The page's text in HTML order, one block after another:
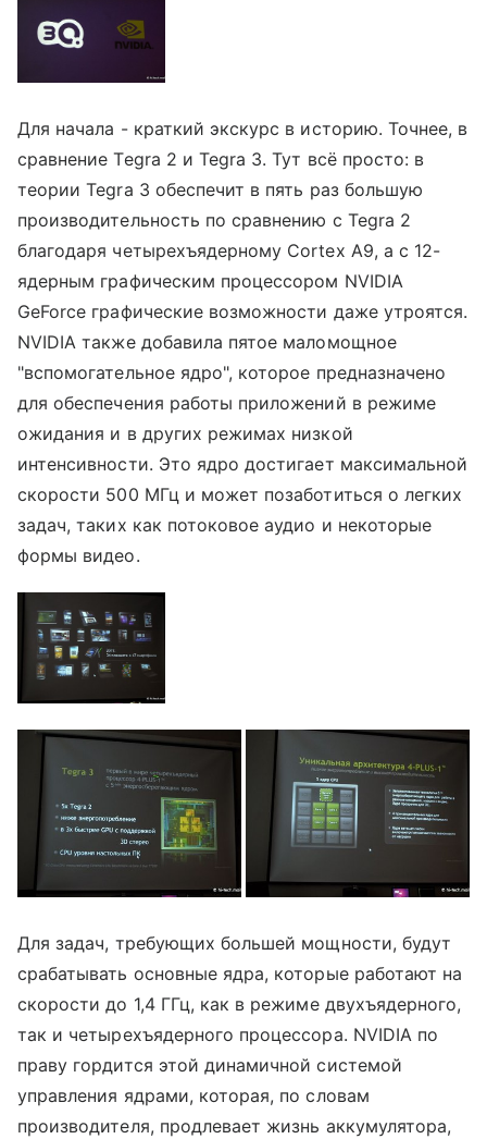
Для начала - краткий экскурс в историю. Точнее, в
сравнение Tegra 2 и Tegra 3. Тут всё просто: в
теории Tegra 3 обеспечит в пять раз большую
производительность по сравнению с Tegra 2
благодаря четырехъядерному Cortex A9, а с 12-
ядерным графическим процессором NVIDIA
GeForce графические возможности даже утроятся.
NVIDIA также добавила пятое маломощное
"вспомогательное ядро", которое предназначено
для обеспечения работы приложений в режиме
ожидания и в других режимах низкой
интенсивности. Это ядро достигает максимальной
скорости 500 МГц и может позаботиться о легких
задач, таких как потоковое аудио и некоторые
формы видео.
Для задач, требующих большей мощности, будут
срабатывать основные ядра, которые работают на
скорости до 1,4 ГГц, как в режиме двухъядерного,
так и четырехъядерного процессора. NVIDIA по
праву гордится этой динамичной системой
управления ядрами, которая, по словам
производителя, продлевает жизнь аккумулятора,